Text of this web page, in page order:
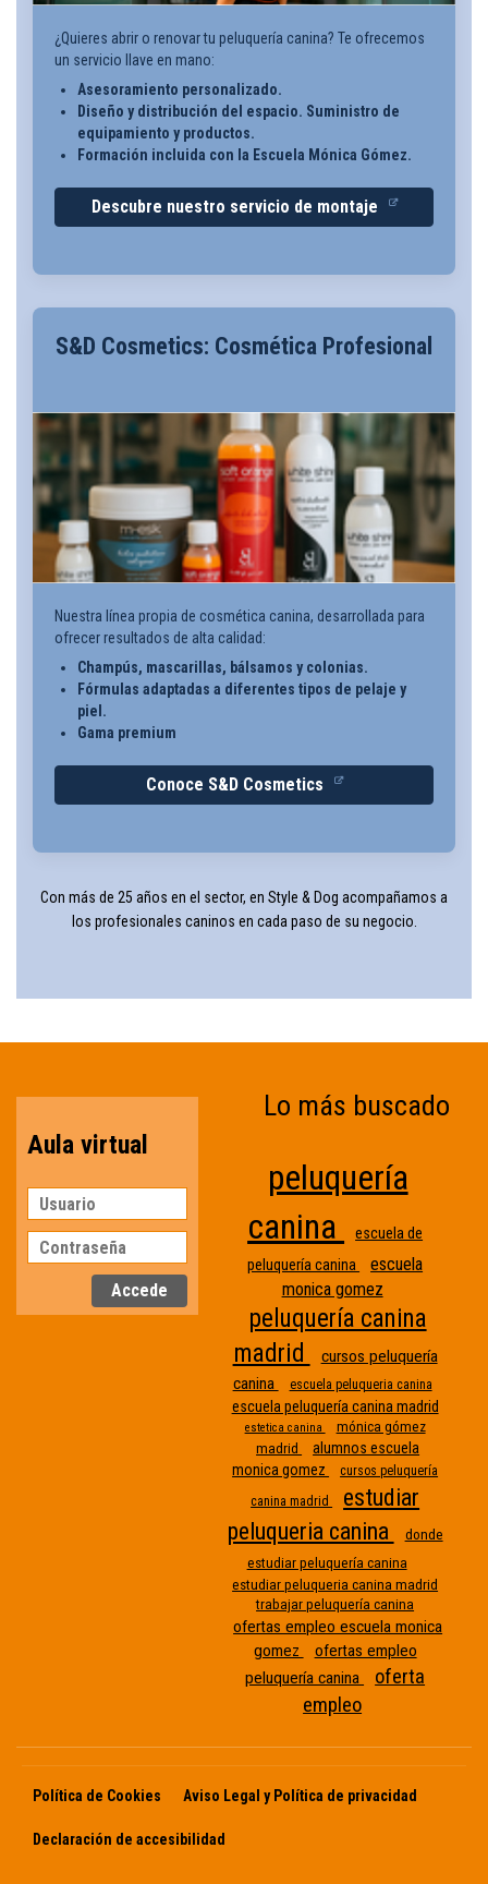
¿Quieres abrir o renovar tu peluquería canina? Te ofrecemos
un servicio llave en mano:
Asesoramiento personalizado.
Diseño y distribución del espacio. Suministro de
equipamiento y productos.
Formación incluida con la Escuela Mónica Gómez.
Descubre nuestro servicio de montaje
S&D Cosmetics: Cosmética Profesional
Nuestra línea propia de cosmética canina, desarrollada para
ofrecer resultados de alta calidad:
Champús, mascarillas, bálsamos y colonias.
Fórmulas adaptadas a diferentes tipos de pelaje y
piel.
Gama premium
Conoce S&D Cosmetics
Con más de 25 años en el sector, en Style & Dog acompañamos a
los profesionales caninos en cada paso de su negocio.
Aula virtual
Lo más buscado
peluquería
canina
escuela de
peluquería canina
escuela
monica gomez
peluquería canina
madrid
cursos peluquería
canina
escuela peluqueria canina
escuela peluquería canina madrid
estetica canina
mónica gómez
madrid
alumnos escuela
monica gomez
cursos peluquería
canina madrid
estudiar
peluqueria canina
donde
estudiar peluquería canina
sin
nombre
estudiar peluqueria canina madrid
trabajar peluquería canina
ofertas empleo escuela monica
gomez
ofertas empleo
peluquería canina
oferta
empleo
Política de Cookies Aviso Legal y Política de privacidad
Declaración de accesibilidad